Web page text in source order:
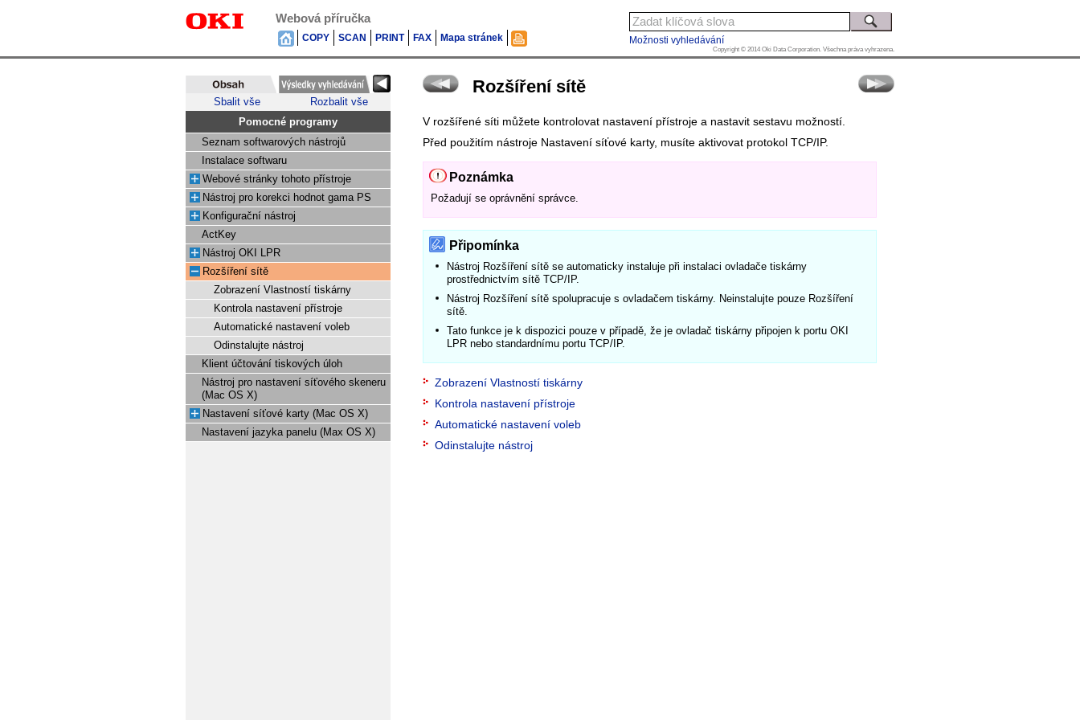
Webová příručka
Možnosti vyhledávání
COPY SCAN PRINT FAX Mapa stránek
Copyright © 2014 Oki Data Corporation. Všechna práva vyhrazena.
Sbalit vše Rozbalit vše
Pomocné programy
Seznam softwarových nástrojů
Instalace softwaru
Webové stránky tohoto přístroje
Nástroj pro korekci hodnot gama PS
Konfigurační nástroj
ActKey
Nástroj OKI LPR
Rozšíření sítě
Zobrazení Vlastností tiskárny
Kontrola nastavení přístroje
Automatické nastavení voleb
Odinstalujte nástroj
Klient účtování tiskových úloh
Nástroj pro nastavení síťového skeneru
(Mac OS X)
Nastavení síťové karty (Mac OS X)
Nastavení jazyka panelu (Max OS X)
Rozšíření sítě
V rozšířené síti můžete kontrolovat nastavení přístroje a nastavit sestavu možností.
Před použitím nástroje Nastavení síťové karty, musíte aktivovat protokol TCP/IP.
Poznámka
Požadují se oprávnění správce.
Připomínka
Nástroj Rozšíření sítě se automaticky instaluje při instalaci ovladače tiskárny
prostřednictvím sítě TCP/IP.
Nástroj Rozšíření sítě spolupracuje s ovladačem tiskárny. Neinstalujte pouze Rozšíření
sítě.
Tato funkce je k dispozici pouze v případě, že je ovladač tiskárny připojen k portu OKI
LPR nebo standardnímu portu TCP/IP.
Zobrazení Vlastností tiskárny
Kontrola nastavení přístroje
Automatické nastavení voleb
Odinstalujte nástroj